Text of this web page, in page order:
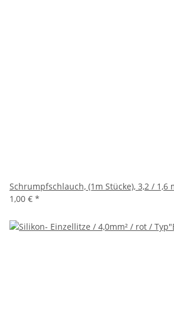
Schrumpfschlauch, (1m Stücke), 3,2 /
1,00 € *